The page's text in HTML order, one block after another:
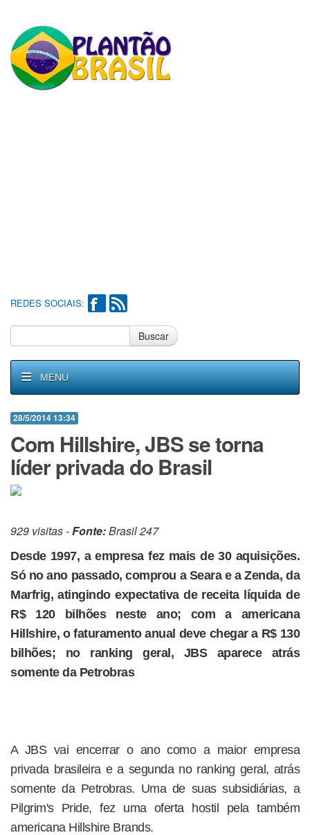
REDES SOCIAIS:
Buscar
MENU
28/5/2014 13:34
Com Hillshire, JBS se torna
líder privada do Brasil
929 visitas -Fonte:Brasil 247
Desde 1997, a empresa fez mais de 30 aquisições.
Só no ano passado, comprou a Seara e a Zenda, da
Marfrig, atingindo expectativa de receita líquida de
R$ 120 bilhões neste ano; com a americana
Hillshire, o faturamento anual deve chegar a R$ 130
bilhões; no ranking geral, JBS aparece atrás
somente da Petrobras
A JBS vai encerrar o ano como a maior empresa
privada brasileira e a segunda no ranking geral, atrás
somente da Petrobras. Uma de suas subsidiárias, a
Pilgrim's Pride, fez uma oferta hostil pela também
americana Hillshire Brands.